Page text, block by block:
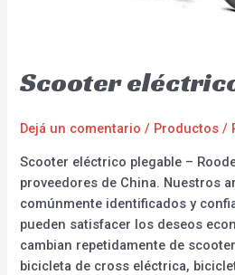
Scooter
Dejá un comentario / Productos /
Scooter eléctrico plegable –
proveedores de China. Nuestros
comúnmente identificados y
pueden satisfacer los deseos
cambian repetidamente de
bicicleta de cross eléctrica,